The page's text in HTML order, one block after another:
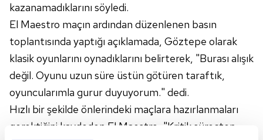
kazanamadıklarını söyledi.
El Maestro maçın ardından düzenlenen basın
toplantısında yaptığı açıklamada, Göztepe olarak
klasik oyunlarını oynadıklarını belirterek, "Burası alışık
değil. Oyunu uzun süre üstün götüren taraftık,
oyuncularımla gurur duyuyorum." dedi.
Hızlı bir şekilde önlerindeki maçlara hazırlanmaları
gerektiğini kaydeden El Maestro, "Kritik süreçten